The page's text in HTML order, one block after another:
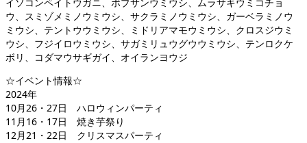
ウ、スミゾメミノウミウシ、サクラミノウミウシ、ガーベラミノウ
ミウシ、テントウウミウシ、ミドリアマモウミウシ、クロスジウミ
ウシ、フジイロウミウシ、サガミリュウグウウミウシ、テンロクケ
ボリ、コダマウサギガイ、オイランヨウジ
☆イベント情報☆
2024年
10月26・27日 ハロウィンパーティ
11月16・17日 焼き芋祭り
12月21・22日 クリスマスパーティ